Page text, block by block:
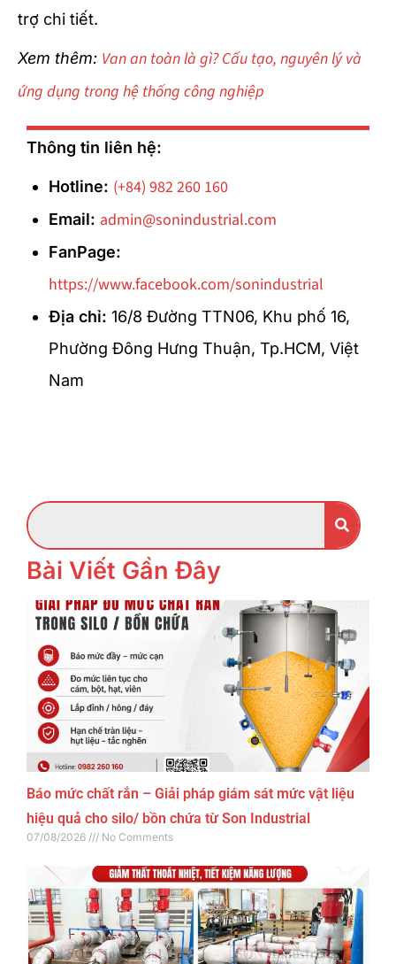
trợ chi tiết.
Xem thêm: Van an toàn là gì? Cấu tạo, nguyên lý và
ứng dụng trong hệ thống công nghiệp
Thông tin liên hệ:
Hotline: (+84) 982 260 160
Email: admin@sonindustrial.com
FanPage:
https://www.facebook.com/sonindustrial
Địa chỉ: 16/8 Đường TTN06, Khu phố 16,
Phường Đông Hưng Thuận, Tp.HCM, Việt
Nam
Bài Viết Gần Đây
Báo mức chất rắn – Giải pháp giám sát mức vật liệu
hiệu quả cho silo/ bồn chứa từ Son Industrial
07/08/2026 No Comments